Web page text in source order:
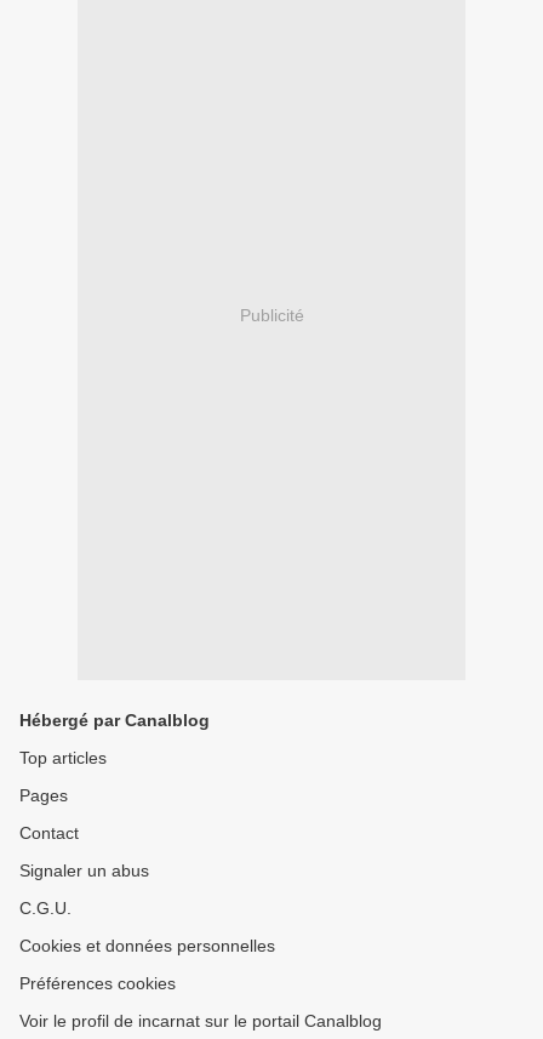
Publicité
Hébergé par Canalblog
Top articles
Pages
Contact
Signaler un abus
C.G.U.
Cookies et données personnelles
Préférences cookies
Voir le profil de incarnat sur le portail Canalblog